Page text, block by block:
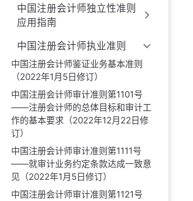
中国注册会计师独立性准则
应用指南
中国注册会计师执业准则
中国注册会计师鉴证业务基本准则
（2022年1月5日修订）
中国注册会计师审计准则第1101号
——注册会计师的总体目标和审计工
作的基本要求（2022年12月22日修
订）
中国注册会计师审计准则第1111号
——就审计业务约定条款达成一致意
见（2022年1月5日修订）
中国注册会计师审计准则第1121号